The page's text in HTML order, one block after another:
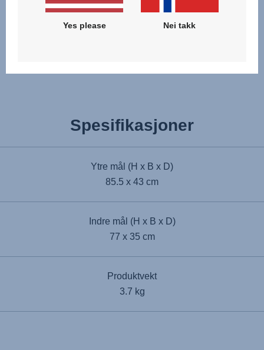
Spesifikasjoner
Ytre mål (H x B x D)
85.5 x 43 cm
Indre mål (H x B x D)
77 x 35 cm
Produktvekt
3.7 kg
Yes please Nei takk